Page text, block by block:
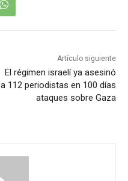
Artículo siguiente
El régimen israelí ya asesinó
a 112 periodistas en 100 días
ataques sobre Gaza